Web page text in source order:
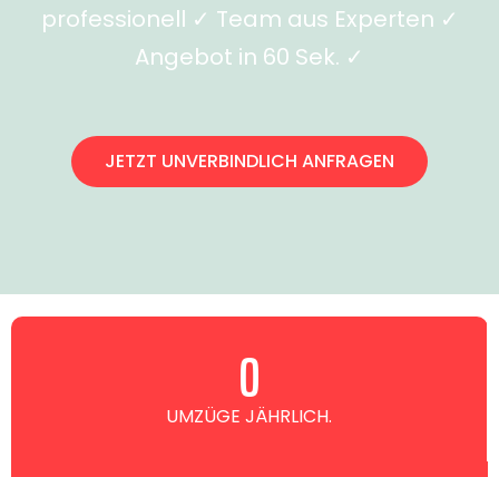
professionell ✓ Team aus Experten ✓
Angebot in 60 Sek. ✓
JETZT UNVERBINDLICH ANFRAGEN
UMZÜGE JÄHRLICH.
0